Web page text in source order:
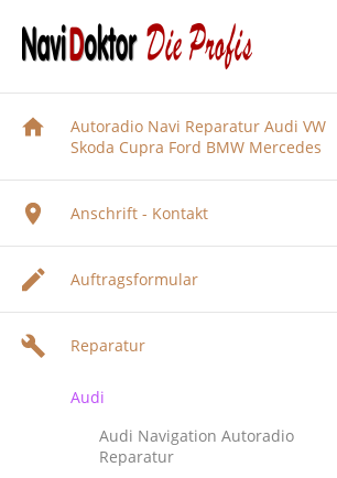
Autoradio Navi Reparatur Audi VW
Skoda Cupra Ford BMW Mercedes
Anschrift - Kontakt
Auftragsformular
Reparatur
Audi
Audi Navigation Autoradio
Reparatur